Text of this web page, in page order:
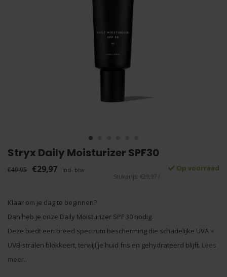
Stryx Daily Moisturizer SPF30
€49,95 €29,97 Incl. btw Op voorraad
Stukprijs: €29,97 /
Klaar om je dag te beginnen?
Dan heb je onze Daily Moisturizer SPF 30 nodig.
Deze biedt een breed spectrum bescherming die schadelijke UVA +
UVB-stralen blokkeert, terwijl je huid fris en gehydrateerd blijft. Lees
meer..